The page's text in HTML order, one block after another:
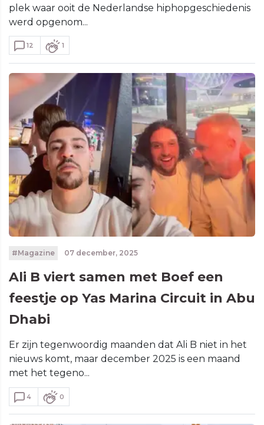
plek waar ooit de Nederlandse hiphopgeschiedenis
werd opgenom...
12 1
#Magazine 07 december, 2025
Ali B viert samen met Boef een
feestje op Yas Marina Circuit in Abu
Dhabi
Er zijn tegenwoordig maanden dat Ali B niet in het
nieuws komt, maar december 2025 is een maand
met het tegeno...
4 0